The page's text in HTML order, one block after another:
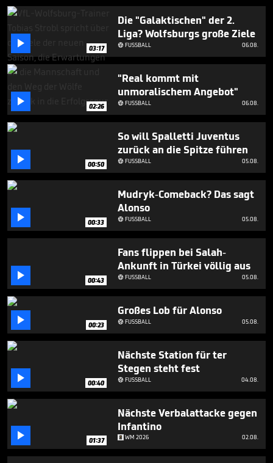
1
minute,
seconds
 03:17
Die "Galaktischen" der 2.
Liga? Wolfsburgs große Ziele
FUSSBALL 06.08.
 02:26
"Real kommt mit
unmoralischem Angebot"
FUSSBALL 06.08.
 00:50
So will Spalletti Juventus
zurück an die Spitze führen
FUSSBALL 05.08.
 00:33
Mudryk-Comeback? Das sagt
Alonso
FUSSBALL 05.08.
 00:43
Fans flippen bei Salah-
Ankunft in Türkei völlig aus
FUSSBALL 05.08.
 00:23
Großes Lob für Alonso
FUSSBALL 05.08.
 00:40
Nächste Station für ter
Stegen steht fest
FUSSBALL 04.08.
 01:37
Nächste Verbalattacke gegen
Infantino
WM 2026 02.08.